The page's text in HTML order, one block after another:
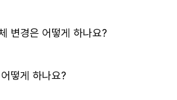
변경은 어떻게 하나요?
떻게 하나요?